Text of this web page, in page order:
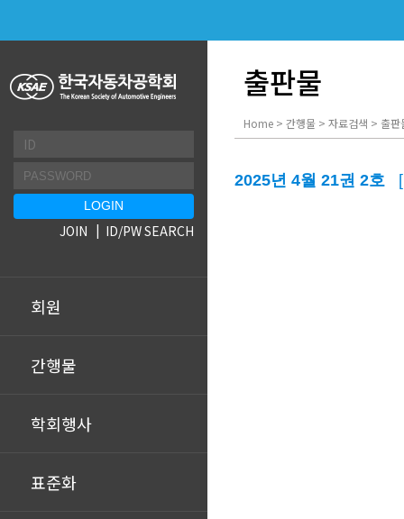
회원
간행물
학회행사
표준화
JOIN ID/PW SEARCH
출판물
Home > 간행물 > 자료검색 > 출판
2025년 4월 21권 2호